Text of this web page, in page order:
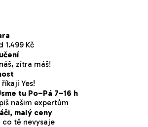
1.499 Kč
zítra máš!
Yes!
tu Po–Pá 7–16 h
našim expertům
malý ceny
tě nevysaje